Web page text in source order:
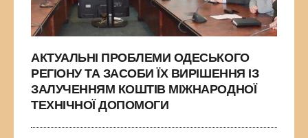
АКТУАЛЬНІ ПРОБЛЕМИ ОДЕСЬКОГО
РЕГІОНУ ТА ЗАСОБИ ЇХ ВИРІШЕННЯ ІЗ
ЗАЛУЧЕННЯМ КОШТІВ МІЖНАРОДНОЇ
ТЕХНІЧНОЇ ДОПОМОГИ